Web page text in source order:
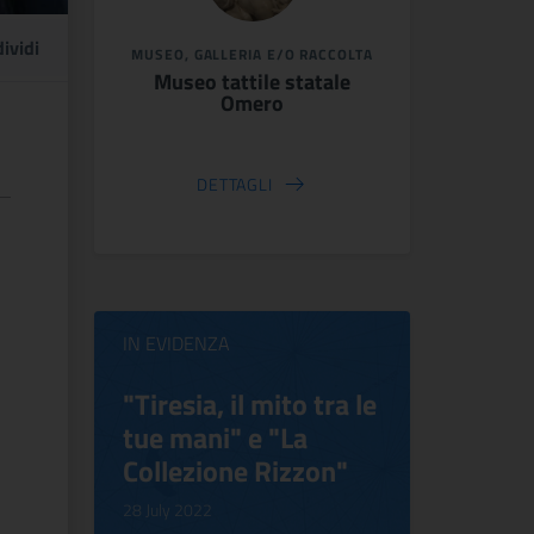
MUSEO, GALLERIA E/O RACCOLTA
Museo tattile statale
Omero
DETTAGLI
IN EVIDENZA
"Tiresia, il mito tra le
tue mani" e "La
Collezione Rizzon"
28 July 2022